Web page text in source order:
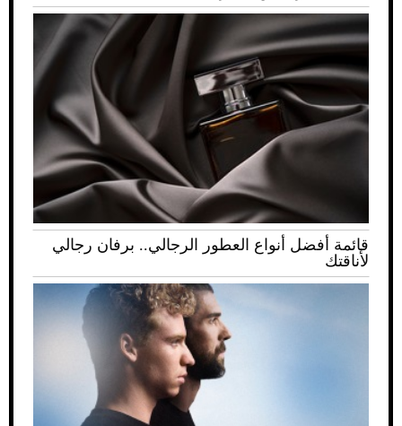
قائمة أفضل أنواع العطور الرجالي.. برفان رجالي
لأناقتك